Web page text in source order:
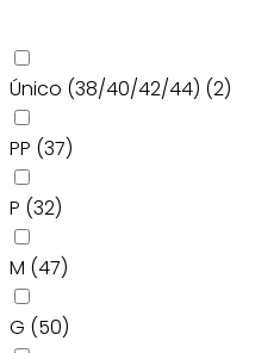
Único (38/40/42/44) (2)
PP (37)
P (32)
M (47)
G (50)